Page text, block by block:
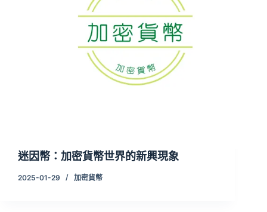
迷因幣：加密貨幣世界的新興現象
2025-01-29 加密貨幣